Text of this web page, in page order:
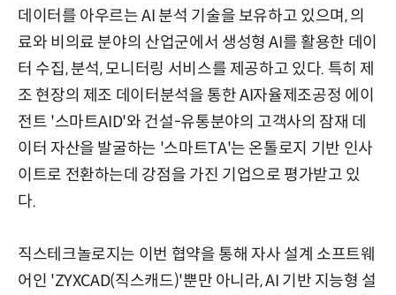
데이터를 아우르는 AI 분석 기술을 보유하고 있으며, 의
료와 비의료 분야의 산업군에서 생성형 AI를 활용한 데이
터 수집, 분석, 모니터링 서비스를 제공하고 있다. 특히 제
조 현장의 제조 데이터분석을 통한 AI자율제조공정 에이
전트 '스마트AID'와 건설-유통분야의 고객사의 잠재 데
이터 자산을 발굴하는 '스마트TA'는 온톨로지 기반 인사
이트로 전환하는데 강점을 가진 기업으로 평가받고 있
다.
직스테크놀로지는 이번 협약을 통해 자사 설계 소프트웨
어인 'ZYXCAD(직스캐드)'뿐만 아니라, AI 기반 지능형 설